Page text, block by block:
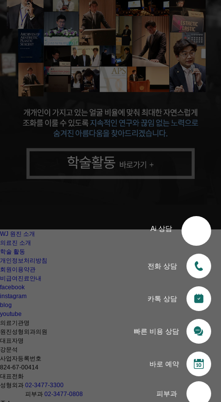
Ai 상담
전화 상담
카톡 상담
빠른 비용 상담
바로 예약
피부과
WJ 원진 소개
의료진 소개
학술 활동
개인정보처리방침
회원이용약관
비급여진료안내
facebook
instagram
blog
youtube
의료기관명
원진성형외과의원
대표자명
강문석
사업자등록번호
824-67-00414
대표전화
성형외과 02-3477-3300
피부과 02-3477-0808